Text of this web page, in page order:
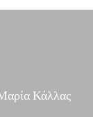
Κάλλας